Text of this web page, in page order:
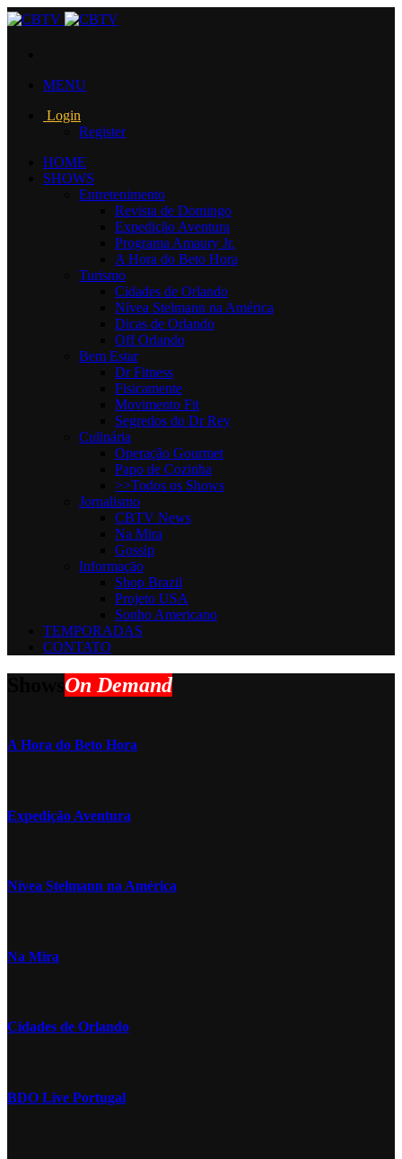
MENU
Login
Register
HOME
SHOWS
Entretenimento
Revista de Domingo
Expedição Aventura
Programa Amaury Jr.
A Hora do Beto Hora
Turismo
Cidades de Orlando
Nívea Stelmann na América
Dicas de Orlando
Off Orlando
Bem Estar
Dr Fitness
Fisicamente
Movimento Fit
Segredos do Dr Rey
Culinária
Operação Gourmet
Papo de Cozinha
>>Todos os Shows
Jornalismo
CBTV News
Na Mira
Gossip
Informaçāo
Shop Brazil
Projeto USA
Sonho Americano
TEMPORADAS
CONTATO
On Demand
A Hora do Beto Hora
Expedição Aventura
Nívea Stelmann na América
Na Mira
Cidades de Orlando
BDO Live Portugal